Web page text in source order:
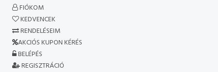
FIÓKOM
KEDVENCEK
RENDELÉSEIM
AKCIÓS KUPON KÉRÉS
BELÉPÉS
REGISZTRÁCIÓ